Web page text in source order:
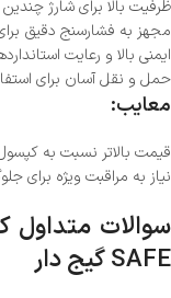
ظرفیت بالا برای شارژ
مجهز به فشارسنج دقیق
ایمنی بالا و رعایت
حمل و نقل آسان برای
معایب:
قیمت بالاتر نسبت به
نیاز به مراقبت ویژه برای
SAFE گیج دار